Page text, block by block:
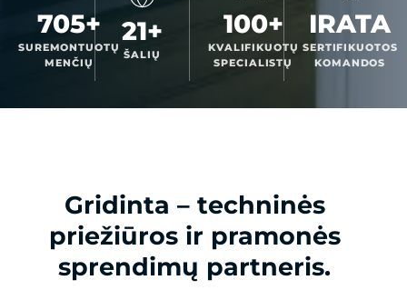
705+
SUREMONTUOTŲ
MENČIŲ
21+
ŠALIŲ
100+
KVALIFIKUOTŲ
SPECIALISTŲ
IRATA
SERTIFIKUOTOS
KOMANDOS
Gridinta – techninės
priežiūros ir pramonės
sprendimų partneris.